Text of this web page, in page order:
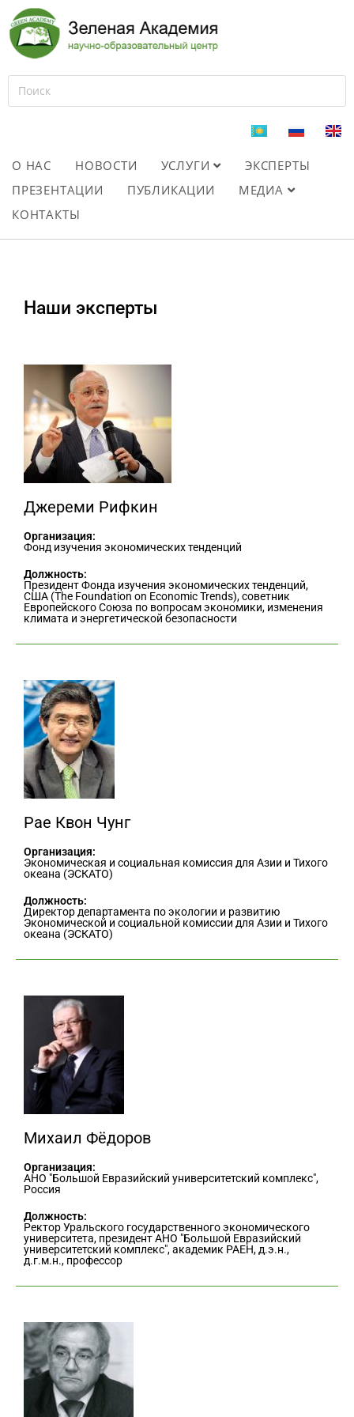
О НАС НОВОСТИ УСЛУГИ
ЭКСПЕРТЫ
ПРЕЗЕНТАЦИИ
ПУБЛИКАЦИИ
МЕДИА
КОНТАКТЫ
Наши эксперты
Джереми Рифкин
Организация:
Фонд изучения экономических тенденций
Должность:
Президент Фонда изучения экономических тенденций,
США (The Foundation on Economic Trends), советник
Европейского Союза по вопросам экономики, изменения
климата и энергетической безопасности
Рае Квон Чунг
Организация:
Экономическая и социальная комиссия для Азии и Тихого
океана (ЭСКАТО)
Должность:
Директор департамента по экологии и развитию
Экономической и социальной комиссии для Азии и Тихого
океана (ЭСКАТО)
Михаил Фёдоров
Организация:
АНО "Большой Евразийский университетский комплекс",
Россия
Должность:
Ректор Уральского государственного экономического
университета, президент АНО "Большой Евразийский
университетский комплекс", академик РАЕН, д.э.н.,
д.г.м.н., профессор